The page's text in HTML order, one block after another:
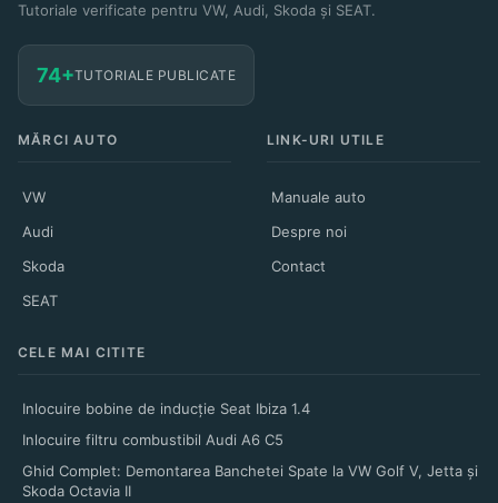
Tutoriale verificate pentru VW, Audi, Skoda și SEAT.
74+TUTORIALE PUBLICATE
MĂRCI AUTO
VW
Audi
Skoda
SEAT
LINK-URI UTILE
Manuale auto
Despre noi
Contact
CELE MAI CITITE
Inlocuire bobine de inducție Seat Ibiza 1.4
Inlocuire filtru combustibil Audi A6 C5
Ghid Complet: Demontarea Banchetei Spate la VW Golf V, Jetta și
Skoda Octavia II